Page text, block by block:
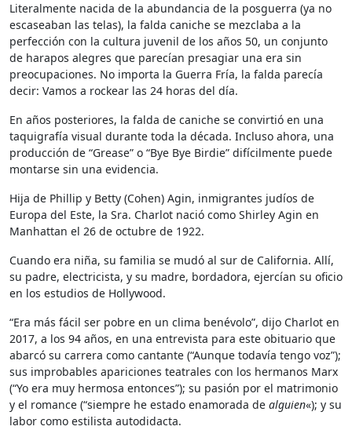
Literalmente nacida de la abundancia de la posguerra (ya no
escaseaban las telas), la falda caniche se mezclaba a la
perfección con la cultura juvenil de los años 50, un conjunto
de harapos alegres que parecían presagiar una era sin
preocupaciones. No importa la Guerra Fría, la falda parecía
decir: Vamos a rockear las 24 horas del día.
En años posteriores, la falda de caniche se convirtió en una
taquigrafía visual durante toda la década. Incluso ahora, una
producción de “Grease” o “Bye Bye Birdie” difícilmente puede
montarse sin una evidencia.
Hija de Phillip y Betty (Cohen) Agin, inmigrantes judíos de
Europa del Este, la Sra. Charlot nació como Shirley Agin en
Manhattan el 26 de octubre de 1922.
Cuando era niña, su familia se mudó al sur de California. Allí,
su padre, electricista, y su madre, bordadora, ejercían su oficio
en los estudios de Hollywood.
“Era más fácil ser pobre en un clima benévolo”, dijo Charlot en
2017, a los 94 años, en una entrevista para este obituario que
abarcó su carrera como cantante (“Aunque todavía tengo voz”);
sus improbables apariciones teatrales con los hermanos Marx
(“Yo era muy hermosa entonces”); su pasión por el matrimonio
y el romance (“siempre he estado enamorada de alguien«); y su
labor como estilista autodidacta.